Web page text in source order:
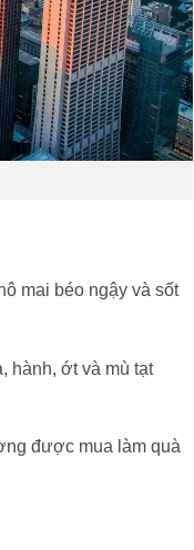
mai béo ngậy và sốt
hành, ớt và mù tạt
được mua làm quà